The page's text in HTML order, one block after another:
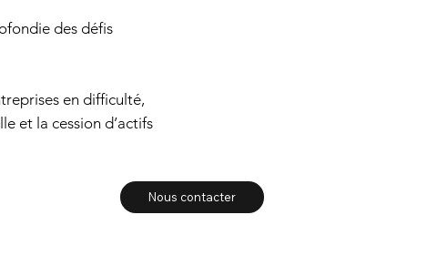
des défis
en difficulté,
et la cession d’actifs
Nous contacter